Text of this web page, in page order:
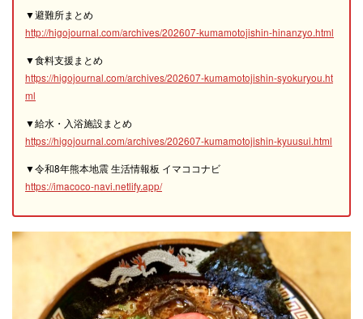
▼避難所まとめ
http://higojournal.com/archives/202607-kumamotojishin-hinanzyo.html
▼食料支援まとめ
https://higojournal.com/archives/202607-kumamotojishin-syokuryou.ht
ml
▼給水・入浴施設まとめ
https://higojournal.com/archives/202607-kumamotojishin-kyuusui.html
▼令和8年熊本地震 生活情報板 イマココナビ
https://imacoco-navi.netlify.app/